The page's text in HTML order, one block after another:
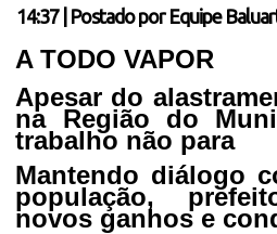
14:37| Postado por Equipe
A TODO VAPOR
Apesar do
na Região do
trabalho não para
Mantendo diálogo
população,
novos ganhos e